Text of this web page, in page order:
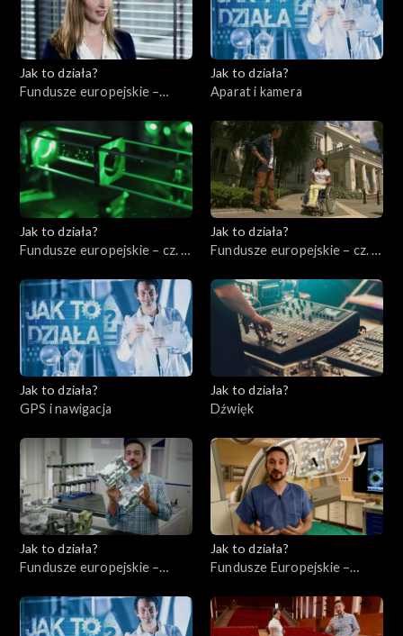
Jak to działa?
Fundusze europejskie –
elektryczną
Jak to działa?
Aparat i kamera
Jak to działa?
Fundusze europejskie – cz. 3,
Jak to działa?
Fundusze europejskie – cz. 4,
Jak to działa?
GPS i nawigacja
Jak to działa?
Dźwięk
Jak to działa?
Fundusze europejskie –
przedsiębiorstw
Jak to działa?
Fundusze Europejskie –